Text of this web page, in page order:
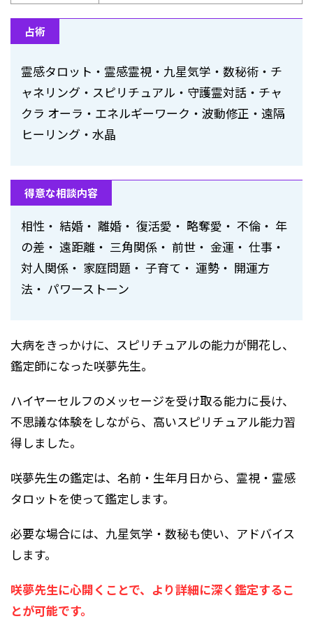
占術
霊感タロット・霊感霊視・九星気学・数秘術・チ
ャネリング・スピリチュアル・守護霊対話・チャ
クラ オーラ・エネルギーワーク・波動修正・遠隔
ヒーリング・水晶
得意な相談内容
相性・ 結婚・ 離婚・ 復活愛・ 略奪愛・ 不倫・ 年
の差・ 遠距離・ 三角関係・ 前世・ 金運・ 仕事・
対人関係・ 家庭問題・ 子育て・ 運勢・ 開運方
法・ パワーストーン
大病をきっかけに、スピリチュアルの能力が開花し、
鑑定師になった咲夢先生。
ハイヤーセルフのメッセージを受け取る能力に長け、
不思議な体験をしながら、高いスピリチュアル能力習
得しました。
咲夢先生の鑑定は、名前・生年月日から、霊視・霊感
タロットを使って鑑定します。
必要な場合には、九星気学・数秘も使い、アドバイス
します。
咲夢先生に心開くことで、より詳細に深く鑑定するこ
とが可能です。